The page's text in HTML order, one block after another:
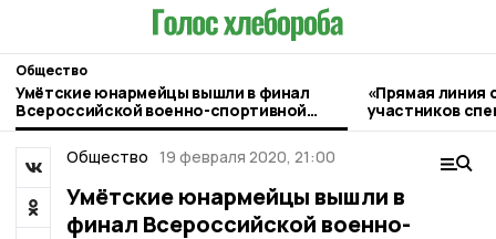
Общество
Умётские юнармейцы вышли в финал
Всероссийской военно-спортивной
игры «Орлёнок»
«Прямая линия
участников
прошла в Умёте
Общество 19 февраля 2020, 21:00
Умётские юнармейцы вышли в
финал Всероссийской военно-